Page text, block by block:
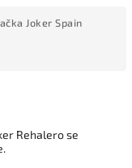
Joker Spain
Rehalero se